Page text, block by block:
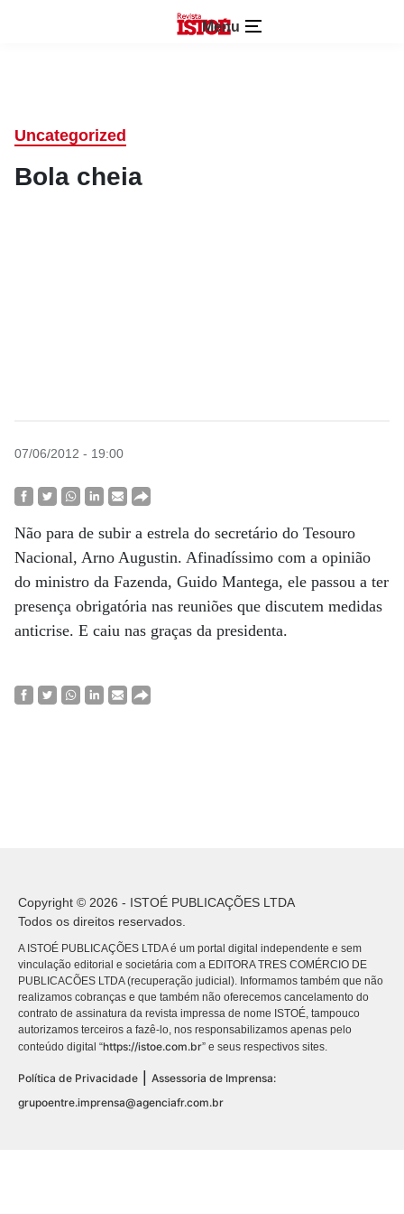
Menu
Uncategorized
Bola cheia
07/06/2012 - 19:00
Não para de subir a estrela do secretário do Tesouro
Nacional, Arno Augustin. Afinadíssimo com a opinião
do ministro da Fazenda, Guido Mantega, ele passou a ter
presença obrigatória nas reuniões que discutem medidas
anticrise. E caiu nas graças da presidenta.
Copyright © 2026 - ISTOÉ PUBLICAÇÕES LTDA
Todos os direitos reservados.
A ISTOÉ PUBLICAÇÕES LTDA é um portal digital independente e sem
vinculação editorial e societária com a EDITORA TRES COMÉRCIO DE
PUBLICACÕES LTDA (recuperação judicial). Informamos também que não
realizamos cobranças e que também não oferecemos cancelamento do
contrato de assinatura da revista impressa de nome ISTOÉ, tampouco
autorizamos terceiros a fazê-lo, nos responsabilizamos apenas pelo
conteúdo digital “https://istoe.com.br” e seus respectivos sites.
Política de Privacidade
Assessoria de Imprensa:
grupoentre.imprensa@agenciafr.com.br